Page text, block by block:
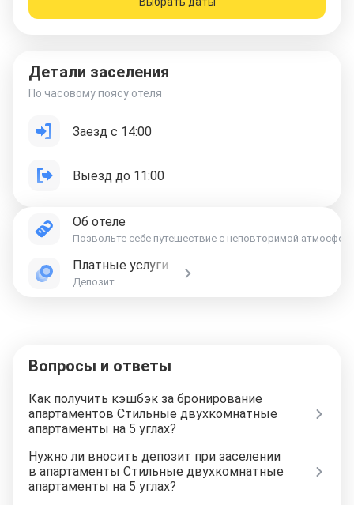
Детали заселения
По часовому поясу отеля
Заезд с 14:00
Выезд до 11:00
Об отеле
Позвольте себе путешествие с неповторимой
Платные услуги
Депозит
Вопросы и ответы
Как получить кэшбэк за бронирование
апартаментов Стильные двухкомнатные
апартаменты на 5 углах?
Нужно ли вносить депозит при заселении
в апартаменты Стильные двухкомнатные
апартаменты на 5 углах?